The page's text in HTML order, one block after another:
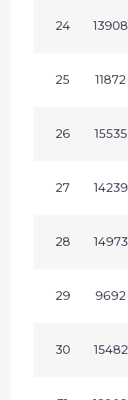
24 13908
25 11872
26 15535
27 14239
28 14973
29 9692
30 15482